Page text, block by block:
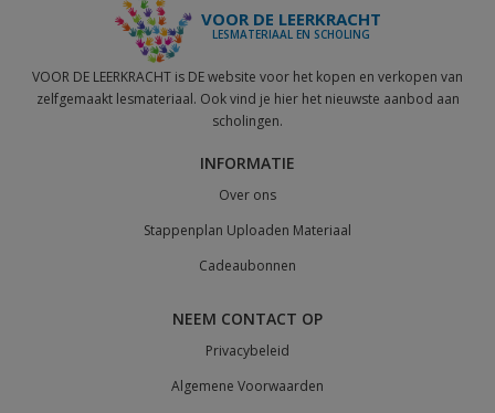
VOOR DE LEERKRACHT
LESMATERIAAL EN SCHOLING
VOOR DE LEERKRACHT is DE website voor het kopen en verkopen van
zelfgemaakt lesmateriaal. Ook vind je hier het nieuwste aanbod aan
scholingen.
INFORMATIE
Over ons
Stappenplan Uploaden Materiaal
Cadeaubonnen
NEEM CONTACT OP
Privacybeleid
Algemene Voorwaarden